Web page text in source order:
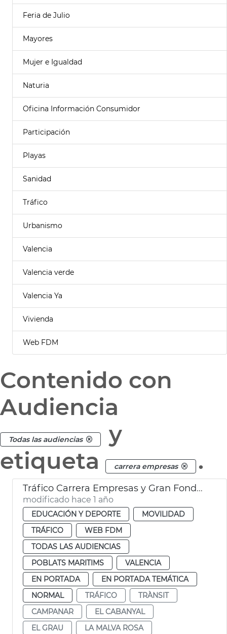
Feria de Julio
Mayores
Mujer e Igualdad
Naturia
Oficina Información Consumidor
Participación
Playas
Sanidad
Tráfico
Urbanismo
Valencia
Valencia verde
Valencia Ya
Vivienda
Web FDM
Contenido con
Audiencia
Todas las audiencias
y
etiqueta
carrera empresas .
Tráfico Carrera Empresas y Gran Fondo Internacional València
modificado hace 1 año
EDUCACIÓN Y DEPORTE
MOVILIDAD
TRÁFICO
WEB FDM
TODAS LAS AUDIENCIAS
POBLATS MARITIMS
VALENCIA
EN PORTADA
EN PORTADA TEMÁTICA
NORMAL
TRÁFICO
TRÀNSIT
CAMPANAR
EL CABANYAL
EL GRAU
LA MALVA ROSA